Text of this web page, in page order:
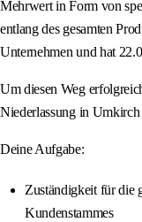
Mehrwert in Form von
entlang des gesamten
Unternehmen und hat
Um diesen Weg
Niederlassung in
Deine Aufgabe:
Zuständigkeit für die
Kundenstammes